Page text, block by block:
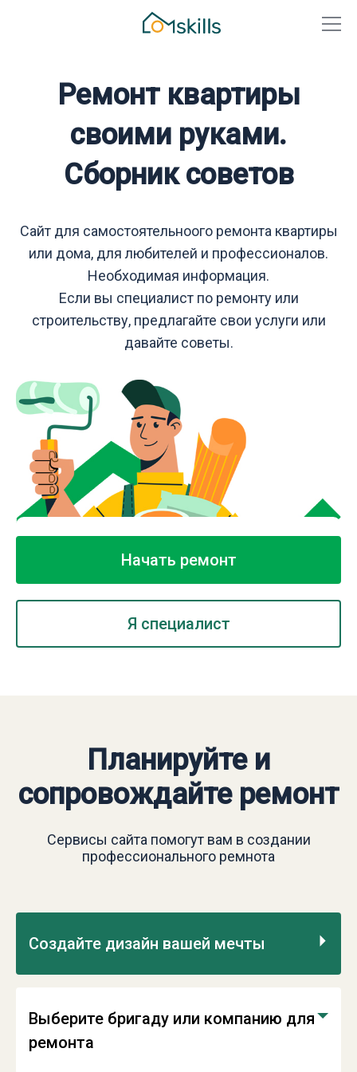
Ремонт квартиры
своими руками.
Сборник советов
Сайт для самостоятельноого ремонта квартиры
или дома, для любителей и профессионалов.
Необходимая информация.
Если вы специалист по ремонту или
строительству, предлагайте свои услуги или
давайте советы.
Начать ремонт
Я специалист
Планируйте и
сопровождайте ремонт
Сервисы сайта помогут вам в создании
профессионального ремнота
Создайте дизайн вашей мечты
дизайнера для вашего интерьера или
вдохновляйтесь работами наших экспертов.
Выберите бригаду или компанию для
ремонта